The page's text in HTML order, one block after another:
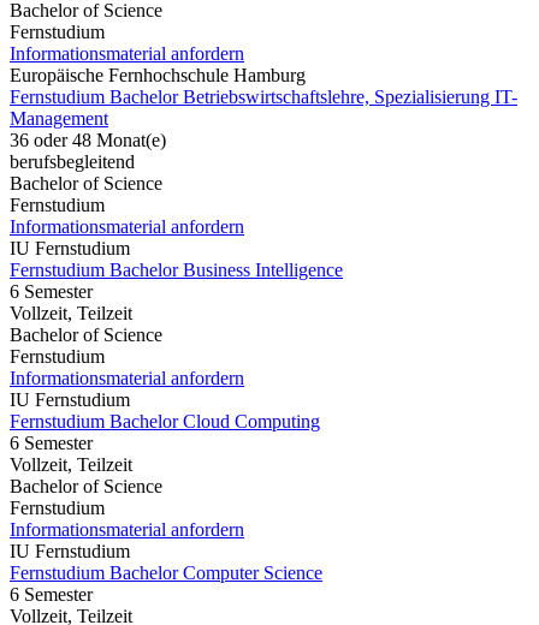
Bachelor of Science
Fernstudium
Informationsmaterial anfordern
Europäische Fernhochschule Hamburg
Fernstudium Bachelor Betriebswirtschaftslehre, Spezialisierung IT-
Management
36 oder 48 Monat(e)
berufsbegleitend
Bachelor of Science
Fernstudium
Informationsmaterial anfordern
IU Fernstudium
Fernstudium Bachelor Business Intelligence
6 Semester
Vollzeit, Teilzeit
Bachelor of Science
Fernstudium
Informationsmaterial anfordern
IU Fernstudium
Fernstudium Bachelor Cloud Computing
6 Semester
Vollzeit, Teilzeit
Bachelor of Science
Fernstudium
Informationsmaterial anfordern
IU Fernstudium
Fernstudium Bachelor Computer Science
6 Semester
Vollzeit, Teilzeit